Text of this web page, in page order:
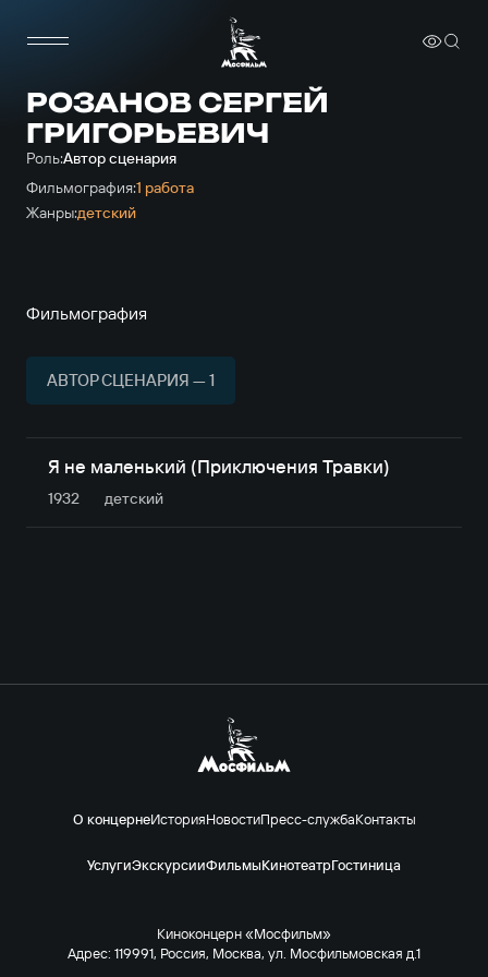
РОЗАНОВ СЕРГЕЙ
ГРИГОРЬЕВИЧ
Роль:Автор сценария
Фильмография:1 работа
Жанры:детский
Фильмография
АВТОР СЦЕНАРИЯ — 1
Я не маленький (Приключения Травки)
1932 детский
О концернеИсторияНовостиПресс-службаКонтакты
УслугиЭкскурсииФильмыКинотеатрГостиница
Киноконцерн «Мосфильм»
Адрес: 119991, Россия, Москва, ул. Мосфильмовская д.1